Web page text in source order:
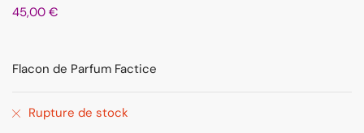
45,00 €
Flacon de Parfum Factice
Rupture de stock